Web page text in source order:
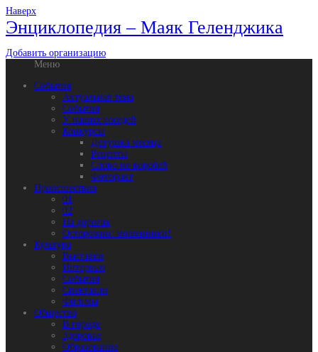
Наверх
Энциклопедия – Маяк Геленджика
Добавить организацию
Меню
События
Актуальная тема
События
У наших соседей
Конкурсы
Девушка месяца
Рецепты
Слово не воробей
Фотофакт
Происшествия
01
02
На дорогах
Осторожно: мошенники!
Культура
Выставки
Интервью
События
Спектакли
Фильмы
Общество
В городе
Здоровье
Образование